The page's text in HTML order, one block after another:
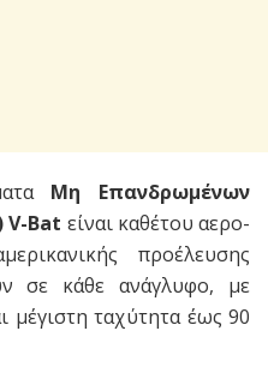
Μη Επανδρωμένων
V-Bat είναι καθέτου αερο-
προέλευσης
σε κάθε ανάγλυφο, με
μέγιστη ταχύτητα έως 90